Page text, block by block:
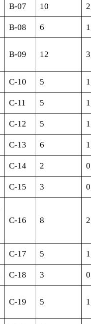
B-07 10
B-08 6
B-09 12
C-10 5
C-11 5
C-12 5
C-13 6
C-14 2
C-15 3
C-16 8
C-17 5
C-18 3
C-19 5